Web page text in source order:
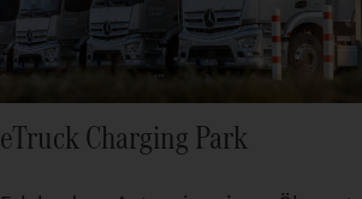
eTruck Charging Park